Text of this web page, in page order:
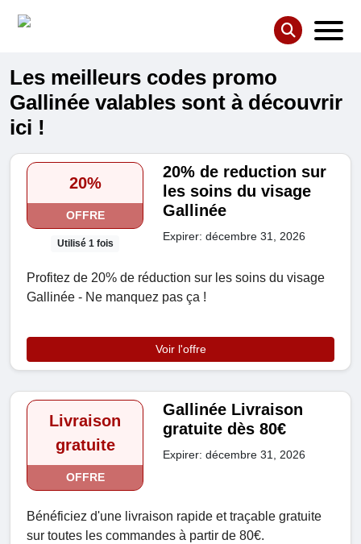
Les meilleurs codes promo
Gallinée valables sont à découvrir
ici !
20%
OFFRE
Utilisé 1 fois
20% de reduction sur
les soins du visage
Gallinée
Expirer: décembre 31, 2026
Profitez de 20% de réduction sur les soins du visage
Gallinée - Ne manquez pas ça !
Voir l'offre
Livraison
gratuite
OFFRE
Gallinée Livraison
gratuite dès 80€
Expirer: décembre 31, 2026
Bénéficiez d'une livraison rapide et traçable gratuite
sur toutes les commandes à partir de 80€.